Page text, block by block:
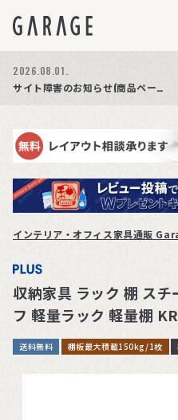
2026.08.03.
商品ページ障害復旧のお知らせ
2026.08.01.
サイト障害のお知らせ(商品ページが正常に表示されない事象発生)
インテリア・オフィス家具通販
収納家具 ラック 棚 ス
フ 軽量ラック 軽量棚
送料無料 棚板最大積載150kg/1枚